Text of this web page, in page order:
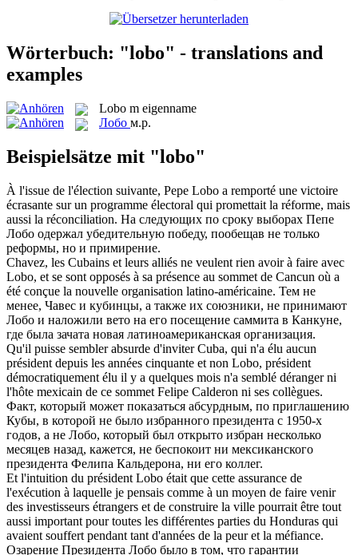
Wörterbuch: "lobo" - translations and
examples
Lobo m eigenname
Лобо м.р.
Beispielsätze mit "lobo"
À l'issue de l'élection suivante, Pepe Lobo a remporté une victoire
écrasante sur un programme électoral qui promettait la réforme, mais
aussi la réconciliation. На следующих по сроку выборах Пепе
Лобо одержал убедительную победу, пообещав не только
реформы, но и примирение.
Chavez, les Cubains et leurs alliés ne veulent rien avoir à faire avec
Lobo, et se sont opposés à sa présence au sommet de Cancun où a
été conçue la nouvelle organisation latino-américaine. Тем не
менее, Чавес и кубинцы, а также их союзники, не принимают
Лобо и наложили вето на его посещение саммита в Канкуне,
где была зачата новая латиноамериканская организация.
Qu'il puisse sembler absurde d'inviter Cuba, qui n'a élu aucun
président depuis les années cinquante et non Lobo, président
démocratiquement élu il y a quelques mois n'a semblé déranger ni
l'hôte mexicain de ce sommet Felipe Calderon ni ses collègues.
Факт, который может показаться абсурдным, по приглашению
Кубы, в которой не было избранного президента с 1950-х
годов, а не Лобо, который был открыто избран несколько
месяцев назад, кажется, не беспокоит ни мексиканского
президента Фелипа Кальдерона, ни его коллег.
Et l'intuition du président Lobo était que cette assurance de
l'exécution à laquelle je pensais comme à un moyen de faire venir
des investisseurs étrangers et de construire la ville pourrait être tout
aussi important pour toutes les différentes parties du Honduras qui
avaient souffert pendant tant d'années de la peur et la méfiance.
Озарение Президента Лобо было в том, что гарантии